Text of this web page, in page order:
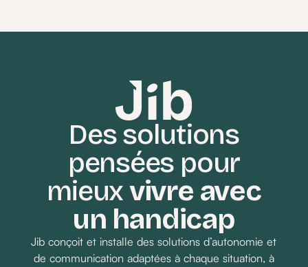
réglages complexes et des notices
Demander un devis
Des solutions
pensées pour
mieuxvivre avec
un handicap
Jib conçoit et installe des solutions d’autonomie et
de communication adaptées à chaque situation, à